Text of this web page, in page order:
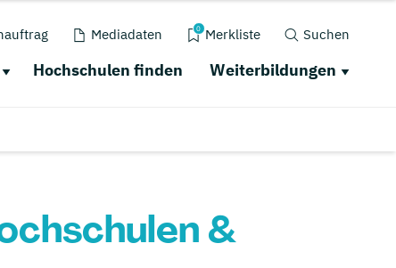
Mediadaten 0 Merkliste Suchen
Hochschulen finden Weiterbildungen
&